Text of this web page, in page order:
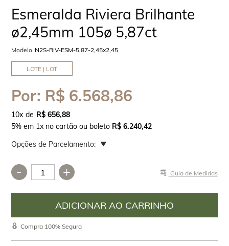
Esmeralda Riviera Brilhante
ø2,45mm 105ø 5,87ct
Modelo N2S-RIV-ESM-5,87-2,45x2,45
LOTE | LOT
Por: R$ 6.568,86
10x
R$ 656,88
5% em 1x no cartão ou boleto R$ 6.240,42
Opções de Parcelamento:
- + Guia de Medidas
Compra 100% Segura